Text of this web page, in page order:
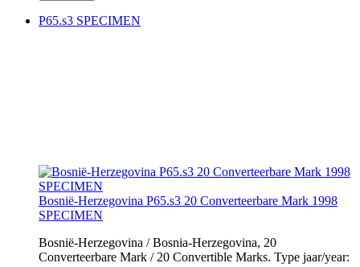
P65.s3 SPECIMEN
Bosnië-Herzegovina P65.s3 20 Converteerbare Mark 1998
SPECIMEN
Bosnië-Herzegovina / Bosnia-Herzegovina, 20
Converteerbare Mark / 20 Convertible Marks. Type jaar/year: